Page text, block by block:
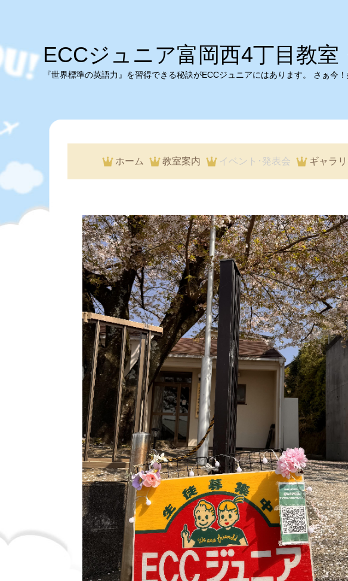
ECCジュニア富岡西4丁目教室
『世界標準の英語力』を習得できる秘訣がECCジュニアにはあります。 さぁ今！
ホーム 教室案内 イベント･発表会 ギャラ